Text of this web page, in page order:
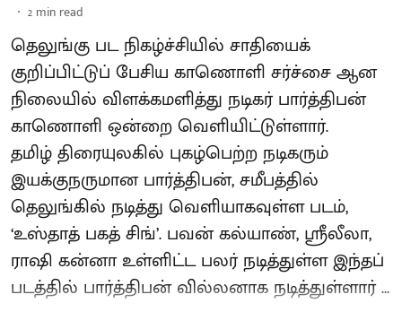
2 min read
தெலுங்கு பட நிகழ்ச்சியில் சாதியைக்
குறிப்பிட்டுப் பேசிய காணொளி சர்ச்சை ஆன
நிலையில் விளக்கமளித்து நடிகர் பார்த்திபன்
காணொளி ஒன்றை வெளியிட்டுள்ளார்.
தமிழ் திரையுலகில் புகழ்பெற்ற நடிகரும்
இயக்குநருமான பார்த்திபன், சமீபத்தில்
தெலுங்கில் நடித்து வெளியாகவுள்ள படம்,
‘உஸ்தாத் பகத் சிங்’. பவன் கல்யாண், ஸ்ரீலீலா,
ராஷி கன்னா உள்ளிட்ட பலர் நடித்துள்ள இந்தப்
படத்தில் பார்த்திபன் வில்லனாக நடித்துள்ளார் ...